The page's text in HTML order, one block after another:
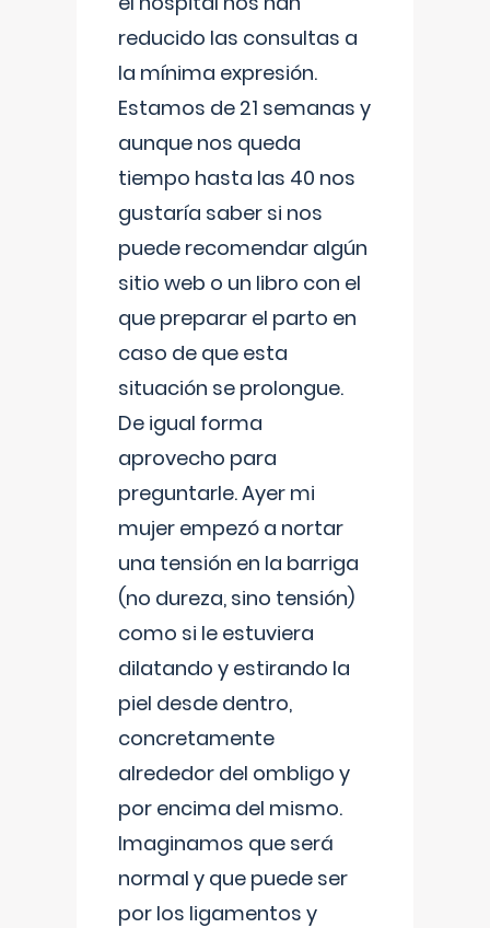
reducido las consultas a
la mínima expresión.
Estamos de 21 semanas y
aunque nos queda
tiempo hasta las 40 nos
gustaría saber si nos
puede recomendar algún
sitio web o un libro con el
que preparar el parto en
caso de que esta
situación se prolongue.
De igual forma
aprovecho para
preguntarle. Ayer mi
mujer empezó a nortar
una tensión en la barriga
(no dureza, sino tensión)
como si le estuviera
dilatando y estirando la
piel desde dentro,
concretamente
alrededor del ombligo y
por encima del mismo.
Imaginamos que será
normal y que puede ser
por los ligamentos y